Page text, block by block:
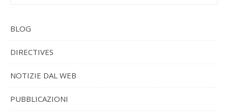
BLOG
DIRECTIVES
NOTIZIE DAL WEB
PUBBLICAZIONI